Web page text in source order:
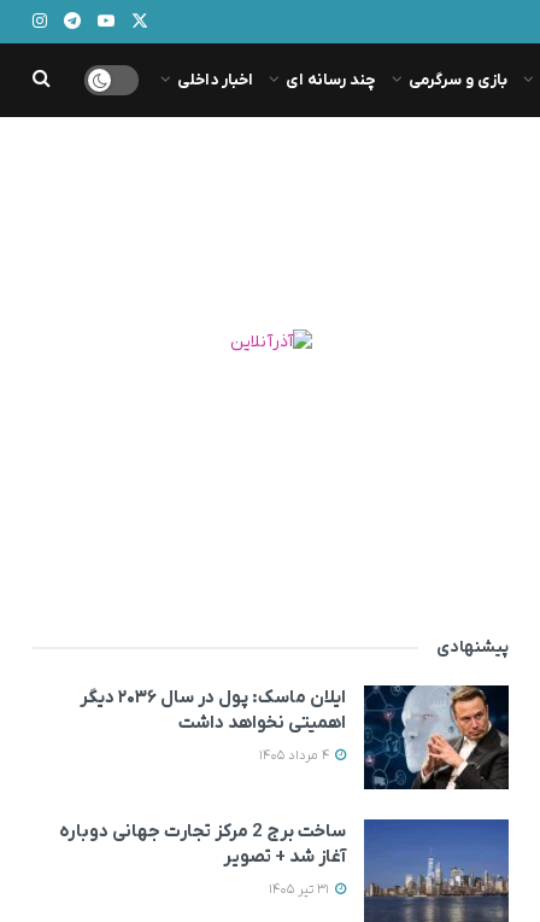
بازی و سرگرمی چند رسانه ای اخبار داخلی
پیشنهادی
ایلان ماسک: پول در سال ۲۰۳۶ دیگر
اهمیتی نخواهد داشت
ساخت برج 2 مرکز تجارت جهانی دوباره
آغاز شد + تصویر